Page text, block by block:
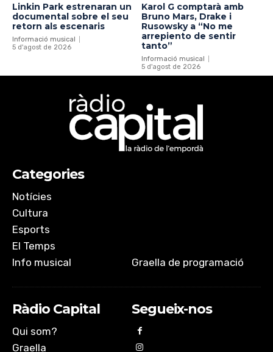
Linkin Park estrenaran un
documental sobre el seu
retorn als escenaris
Informació musical
5 d'agost de 2026
Karol G comptarà amb
Bruno Mars, Drake i
Rusowsky a “No me
arrepiento de sentir
tanto”
Informació musical
5 d'agost de 2026
Categories
Notícies
Cultura
Esports
El Temps
Info musical
Graella de programació
Ràdio Capital
Qui som?
Graella
Segueix-nos